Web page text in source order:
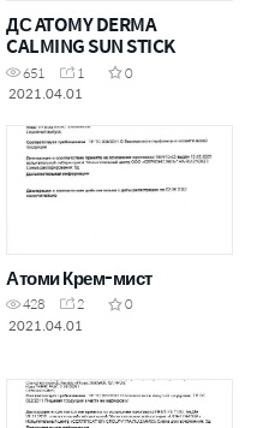
ДС ATOMY DERMA
CALMING SUN STICK
651 1
0
2021.04.01
Атоми Крем-мист
428 2
0
2021.04.01